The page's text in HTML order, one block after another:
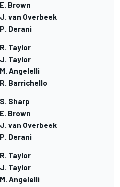
E. Brown
J. van Overbeek
P. Derani
R. Taylor
J. Taylor
M. Angelelli
R. Barrichello
S. Sharp
E. Brown
J. van Overbeek
P. Derani
R. Taylor
J. Taylor
M. Angelelli